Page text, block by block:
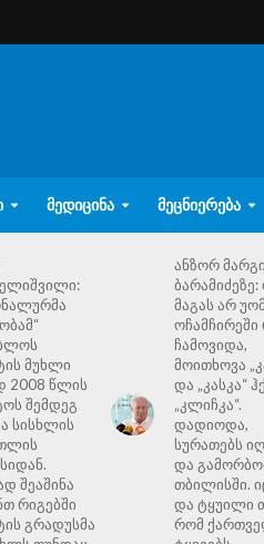
ᲛᲔᲓᲘᲪᲘᲜᲐ ᲛᲔᲪᲜᲘᲔᲠᲔᲑᲐ
მუხლი
2008 წლის
შემდეგ
სისხლის
შეაშინა
რიგებში
გრადუსმა
ანზორ
ბარამიძეზე:
მაგას არ
ოჩამჩირეში
ჩამოვიდა,
მოითხოვა
და „კასკა“
„კლიჩკა“.
დადიოდა,
სურათებს
და
თბილისში.
და ტყუილი
რომ